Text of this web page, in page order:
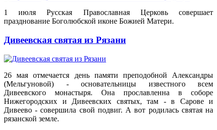
1 июля Русская Православная Церковь совершает
празднование Боголюбской иконе Божией Матери.
Дивеевская святая из Рязани
26 мая отмечается день памяти преподобной Александры
(Мельгуновой) - основательницы известного всем
Дивеевского монастыря. Она прославленна в соборе
Нижегородских и Дивеевских святых, там - в Сарове и
Дивеево - совершила свой подвиг. А вот родилась святая на
рязанской земле.